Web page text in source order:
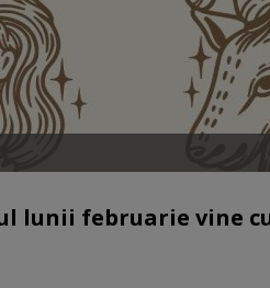
lunii februarie vine